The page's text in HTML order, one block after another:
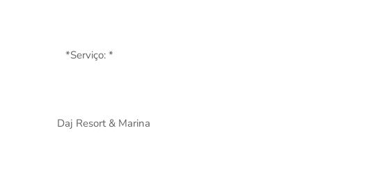
*Serviço: *
Daj Resort & Marina